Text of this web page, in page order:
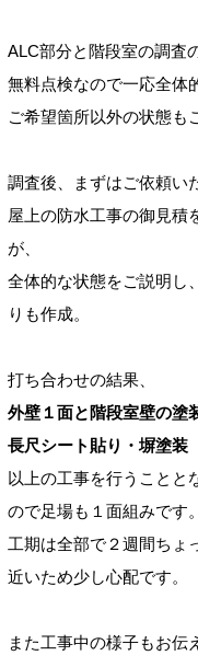
ALC部分と階段室の調査
無料点検なので一応全体
ご希望箇所以外の状態も
調査後、まずはご依頼い
屋上の防水工事の御見積
が、
全体的な状態をご説明し
りも作成。
打ち合わせの結果、
外壁１面と階段室壁の塗
長尺シート貼り・塀塗装
以上の工事を行うことと
ので足場も１面組みです。
工期は全部で２週間ちょ
近いため少し心配です。
また工事中の様子もお伝